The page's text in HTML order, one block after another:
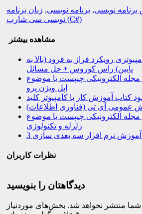
برنامه نویسی, برنامه نویسی, زبان برنامه
نویسی سی شارپ (C#)
مشاهده بیشتر
رویکرد فراز به فرود (بالا به
پایین) راس کوروس + حل مسائل
مجله الکترونیکی چیپست با موضوع
اپل ویژن پرو
کتاب آموزش کار با کامپیوتر کلید
عمومی آی تی (فناوری اطلاعات)
الکترونیکی چیپست با موضوع
زلزله و تکنولوژی
نظرات کاربران
دیدگاهتان را بنویسید
شما منتشر نخواهد شد. بخش‌های موردنیاز